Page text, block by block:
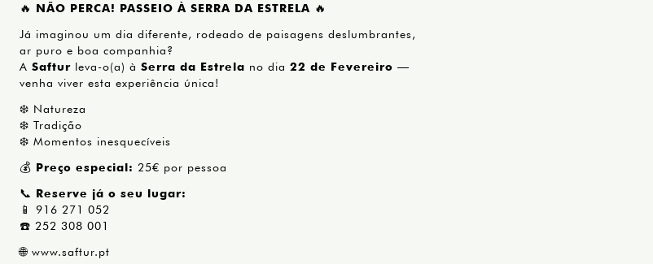
🔥 NÃO PERCA! PASSEIO À SERRA DA ESTRELA 🔥
Já imaginou um dia diferente, rodeado de paisagens deslumbrantes,
ar puro e boa companhia?
A Saftur leva-o(a) à Serra da Estrela no dia 22 de Fevereiro —
venha viver esta experiência única!
❄️ Natureza
❄️ Tradição
❄️ Momentos inesquecíveis
💰 Preço especial: 25€ por pessoa
📞 Reserve já o seu lugar:
📱 916 271 052
☎️ 252 308 001
🌐 www.saftur.pt